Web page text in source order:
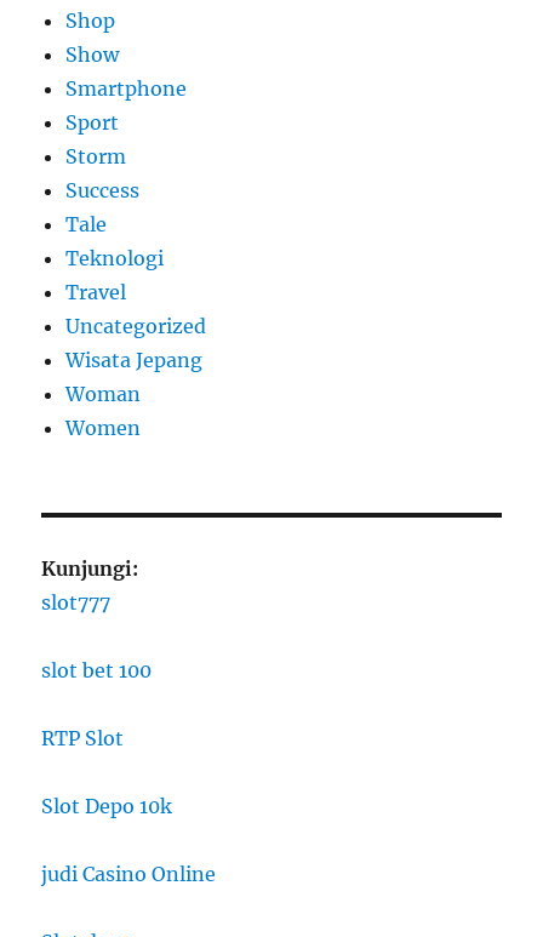
Shop
Show
Smartphone
Sport
Storm
Success
Tale
Teknologi
Travel
Uncategorized
Wisata Jepang
Woman
Women
Kunjungi:
slot777
slot bet 100
RTP Slot
Slot Depo 10k
judi Casino Online